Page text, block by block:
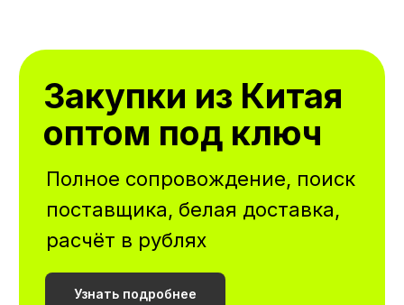
Закупки из Китая
оптом под ключ
Полное сопровождение, поиск
поставщика, белая доставка,
расчёт в рублях
Узнать подробнее